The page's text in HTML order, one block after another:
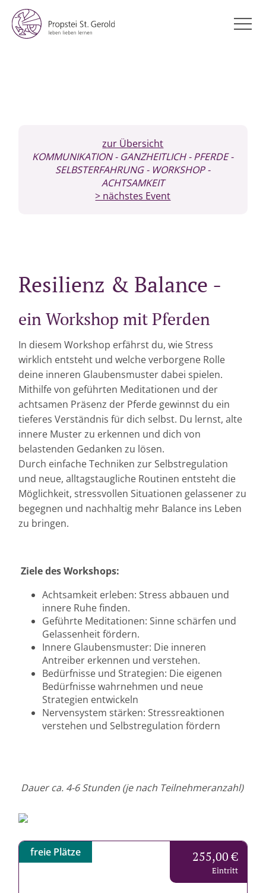
zur Übersicht
KOMMUNIKATION- GANZHEITLICH- PFERDE-
SELBSTERFAHRUNG- WORKSHOP-
ACHTSAMKEIT
> nächstes Event
Resilienz & Balance -
ein Workshop mit Pferden
In diesem Workshop erfährst du, wie Stress
wirklich entsteht und welche verborgene Rolle
deine inneren Glaubensmuster dabei spielen.
Mithilfe von geführten Meditationen und der
achtsamen Präsenz der Pferde gewinnst du ein
tieferes Verständnis für dich selbst. Du lernst, alte
innere Muster zu erkennen und dich von
belastenden Gedanken zu lösen.
Durch einfache Techniken zur Selbstregulation
und neue, alltagstaugliche Routinen entsteht die
Möglichkeit, stressvollen Situationen gelassener zu
begegnen und nachhaltig mehr Balance ins Leben
zu bringen.
Ziele des Workshops:
Achtsamkeit erleben: Stress abbauen und
innere Ruhe finden.
Geführte Meditationen: Sinne schärfen und
Gelassenheit fördern.
Innere Glaubensmuster: Die inneren
Antreiber erkennen und verstehen.
Bedürfnisse und Strategien: Die eigenen
Bedürfnisse wahrnehmen und neue
Strategien entwickeln
Nervensystem stärken: Stressreaktionen
verstehen und Selbstregulation fördern
Dauer ca. 4-6 Stunden (je nach Teilnehmeranzahl)
freie Plätze 255,00 €
Eintritt